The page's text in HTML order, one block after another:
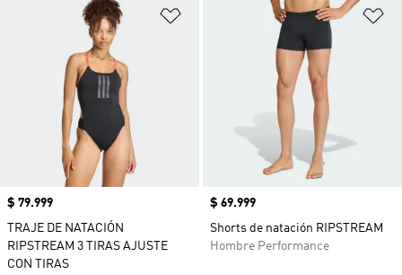
Añadir a la lista de deseos
Precio
$ 79.999
TRAJE DE NATACIÓN
RIPSTREAM 3 TIRAS AJUSTE
CON TIRAS
Precio
$ 69.999
Shorts de natación RIPSTREAM
Hombre Performance